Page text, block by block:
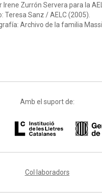
Zurrón Servera para la
Teresa Sanz / AELC (2005).
Archivo de la familia
Amb el suport de:
Col·laboradors